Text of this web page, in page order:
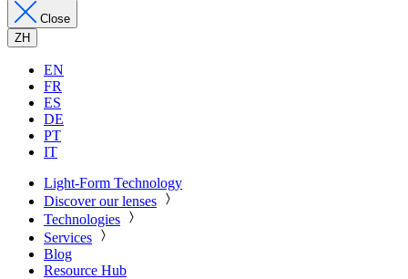
Close
ZH
EN
FR
ES
DE
PT
IT
Light-Form Technology
Discover our lenses
Technologies
Services
Blog
Resource Hub